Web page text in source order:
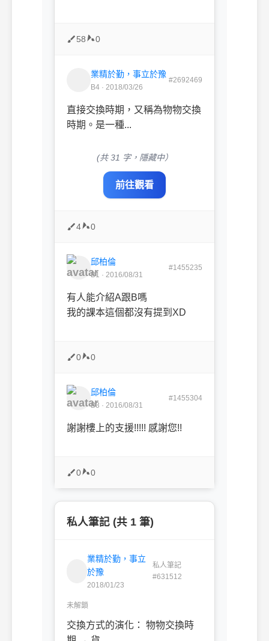
58 0
業精於勤，事立於豫
B4 · 2018/03/26
#2692469
直接交換時期，又稱為物物交換
時期。是一種...
(共 31 字，隱藏中）
前往觀看
4 0
邱柏倫
B1 · 2016/08/31
#1455235
有人能介紹A跟B嗎
我的課本這個都沒有提到XD
0 0
邱柏倫
B3 · 2016/08/31
#1455304
謝謝樓上的支援!!!!! 感謝您!!
0 0
私人筆記 (共 1 筆)
業精於勤，事立
於豫
2018/01/23
私人筆記
#631512
未解鎖
交換方式的演化： 物物交換時